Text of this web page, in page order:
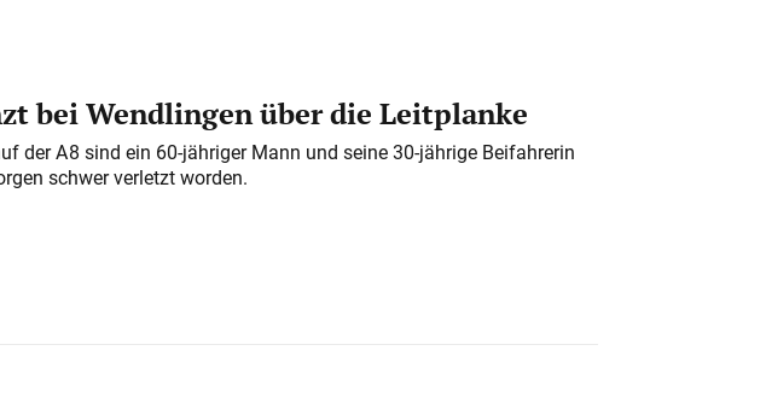
bei Wendlingen über die Leitplanke
der A 8 sind ein 60-jähriger Mann und seine 30-jährige Beifahrerin
schwer verletzt worden.